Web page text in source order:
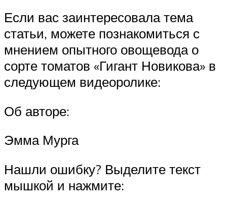
Если вас заинтересовала тема
статьи, можете познакомиться с
мнением опытного овощевода о
сорте томатов «Гигант Новикова» в
следующем видеоролике:
Об авторе:
Эмма Мурга
Нашли ошибку? Выделите текст
мышкой и нажмите: